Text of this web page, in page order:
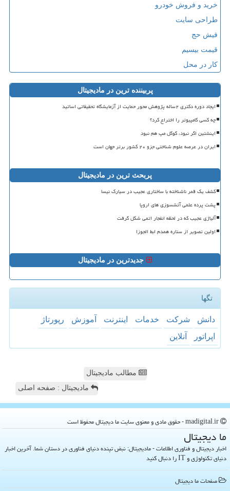
خرید و فروش خودرو
طراحی سایت
فیش حج
قیمت بیسیم
کار در محل
پربیننده ترین در مادیجیتال
ایجاد دوره دکتری ۲ساله پژوهش محور حمایت از آزمایشگاه تحقیقاتی اساتید
چه کسی کامپیوتر را اختراع کرد؟
اینشتین اگر نبود، گوگل مپ هم نبود
ایران در عرصه علوم شناختی جزو ۲۰ کشور برتر جهان است
پربحث ترین در مادیجیتال
کشف یک قمر ناشناخته با ساختاری عجیب در سیارک نیسا
پشت پرده علمی آتشسوزی های اروپا
آلیاژی عجیب که در لحظه انفجار اتمی شکل گرفت
اولین تصویر از ستاره همدم ابط الجوزا
جدیدترین در مادیجیتال
تگها
دانش شركت خدمات اینترنت آموزش
رپورتاژ
اپراتور
آنلاین
مطالب مادیجیتال
مادیجیتال : صفحه اصلی
ما دیجیتال
اخبار دیجیتال و فناوری اطلاعات - مادیجیتال: نبض تپنده دنیای فناوری در دستان شما. آخرین اخبار
دنیای تکنولوژی و IT را دنبال کنید
صفحات ما دیجیتال